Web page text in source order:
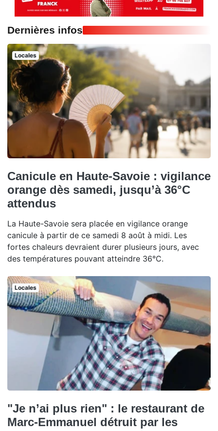
Dernières infos
Locales
Canicule en Haute-Savoie : vigilance
orange dès samedi, jusqu’à 36°C
attendus
La Haute-Savoie sera placée en vigilance orange
canicule à partir de ce samedi 8 août à midi. Les
fortes chaleurs devraient durer plusieurs jours, avec
des températures pouvant atteindre 36°C.
Locales
"Je n’ai plus rien" : le restaurant de
Marc-Emmanuel détruit par les